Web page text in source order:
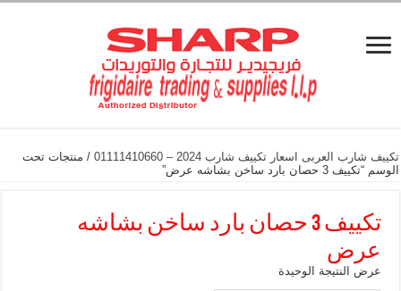
تكييف شارب العربى اسعار تكييف شارب 2024 – 01111410660
/ منتجات تحت
الوسم “تكييف 3 حصان بارد ساخن بشاشه عرض”
تكييف 3 حصان بارد ساخن بشاشه
عرض
عرض النتيجة الوحيدة